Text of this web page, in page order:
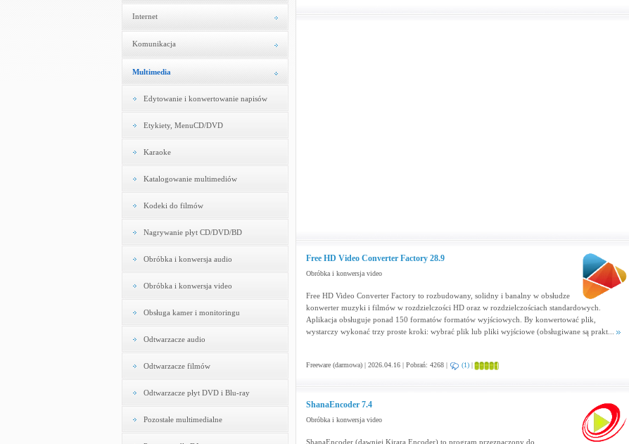
Internet
Komunikacja
Multimedia
Edytowanie i konwertowanie napisów
Etykiety, MenuCD/DVD
Karaoke
Katalogowanie multimediów
Kodeki do filmów
Nagrywanie płyt CD/DVD/BD
Obróbka i konwersja audio
Obróbka i konwersja video
Obsługa kamer i monitoringu
Odtwarzacze audio
Odtwarzacze filmów
Odtwarzacze płyt DVD i Blu-ray
Pozostałe multimedialne
Free HD Video Converter Factory 28.9
Obróbka i konwersja video
Free HD Video Converter Factory to rozbudowany, solidny i banalny w obsłudze
konwerter muzyki i filmów w rozdzielczości HD oraz w rozdzielczościach standardowych.
Aplikacja obsługuje ponad 150 formatów formatów wyjściowych. By konwertować plik,
wystarczy wykonać trzy proste kroki: wybrać plik lub pliki wyjściowe (obsługiwane są prakt...
Freeware (darmowa) | 2026.04.16 | Pobrań: 4268 | (1)|
ShanaEncoder 7.4
Obróbka i konwersja video
ShanaEncoder (dawniej Kirara Encoder) to program przeznaczony do